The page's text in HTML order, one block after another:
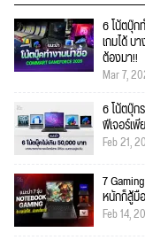
6 โน้ตบุ๊ก
เกมได้ บ
ต้องมา!!
Mar 7,
6 โน้ตบุ๊ก
ฟีเจอร์เ
Feb 21,
7
หนักก็สู้มื
Feb 14,